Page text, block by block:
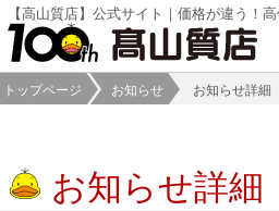
【高山質店】公式サイト｜価格が違う！
トップページ お知らせ お知らせ詳細
お知らせ詳細